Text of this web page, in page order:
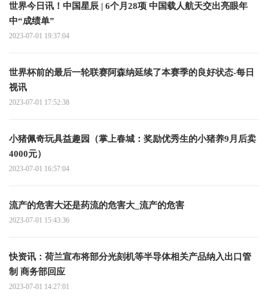
世界今日讯！中国星辰 | 6个月28项 中国载人航天交出亮眼年
中“成绩单”
2023-07-01 19:37:04
世界杯前的最后一轮联赛阿森纳延续了本赛季的良好状态-每日
视讯
2023-07-01 17:52:38
小猪佩奇玩具益趣园（掌上春城：奖励优秀生的小猪养9月后卖
4000元）
2023-07-01 16:57:04
流产的危害大还是药流的危害大_流产的危害
2023-07-01 15:43:36
快资讯：荷兰宣布将部分光刻机等半导体相关产品纳入出口管
制 商务部回应
2023-07-01 14:27:01